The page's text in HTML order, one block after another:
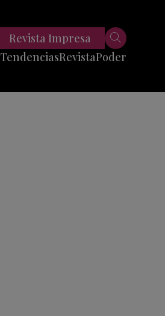
TendenciasRevistaPoder
Revista Impresa